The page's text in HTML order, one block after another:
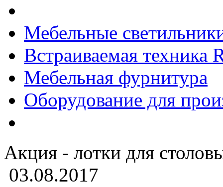
Мебельные
Встраиваемая техника
Мебельная фурнитура
Оборудование для
Акция - лотки для
03.08.2017